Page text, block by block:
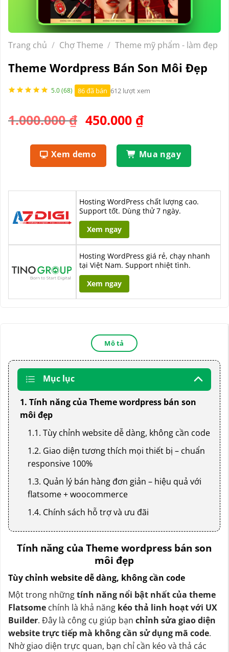
Trang chủ / Chợ Theme / Theme mỹ phẩm - làm đẹp
Theme Wordpress Bán Son Môi Đẹp
5.0 (68) 86 đã bán 612 lượt xem
1.000.000₫ Giá
là:
1.000.000 ₫.
450.000 ₫Giá
tại
là:
Xem demo Mua ngay
Hosting WordPress chất lượng cao.
Support tốt. Dùng thử 7 ngày.
Xem ngay
Hosting WordPress giá rẻ, chạy nhanh
tại Việt Nam. Support nhiệt tình.
Xem ngay
Mô tả
Mục lục
1. Tính năng của Theme wordpress bán son
môi đẹp
1.1. Tùy chỉnh website dễ dàng, không cần code
1.2. Giao diện tương thích mọi thiết bị – chuẩn
responsive 100%
1.3. Quản lý bán hàng đơn giản – hiệu quả với
flatsome + woocommerce
1.4. Chính sách hỗ trợ và ưu đãi
Tính năng của Theme wordpress bán son
môi đẹp
Tùy chỉnh website dễ dàng, không cần code
Một trong nhữngtính năng nổi bật nhất của theme
Flatsome chính là khả năng kéo thả linh hoạt với UX
Builder. Đây là công cụ giúp bạn chỉnh sửa giao diện
website trực tiếp mà không cần sử dụng mã code.
Nhờ giao diện trực quan, bạn chỉ cần kéo và thả các